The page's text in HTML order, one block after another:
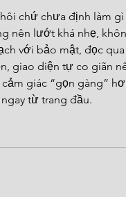
chứ chưa định làm gì
nên lướt khá nhẹ,
với bảo mật, đọc
giao diện tự co giãn
giác “gọn gàng”
từ trang đầu.